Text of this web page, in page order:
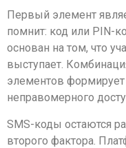
Первый элемент
помнит: код или PIN-
основан на том, что
выступает.
элементов
неправомерного
SMS-коды остаются
второго фактора.